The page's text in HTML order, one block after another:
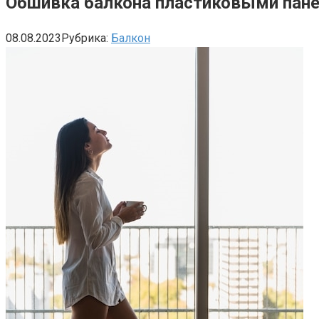
08.08.2023Рубрика: Балкон